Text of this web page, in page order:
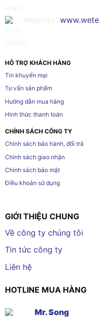
HỖ TRỢ KHÁCH HÀNG
Tin khuyến mại
Tư vấn sản phẩm
Hướng dẫn mua hàng
Hình thức thanh toán
CHÍNH SÁCH CÔNG TY
Chính sách bảo hành, đổi trả
Chính sách giao nhận
Chính sách bảo mật
Điều khoản sử dụng
GIỚI THIỆU CHUNG
Về công ty chúng tôi
Tin tức công ty
Liên hệ
HOTLINE MUA HÀNG
Mr. Song